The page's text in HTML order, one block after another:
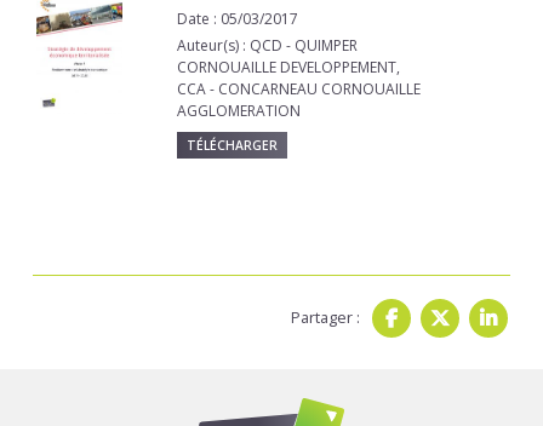
Date : 05/03/2017
Auteur(s) : QCD - QUIMPER
CORNOUAILLE DEVELOPPEMENT,
CCA - CONCARNEAU CORNOUAILLE
AGGLOMERATION
TÉLÉCHARGER
Partager :